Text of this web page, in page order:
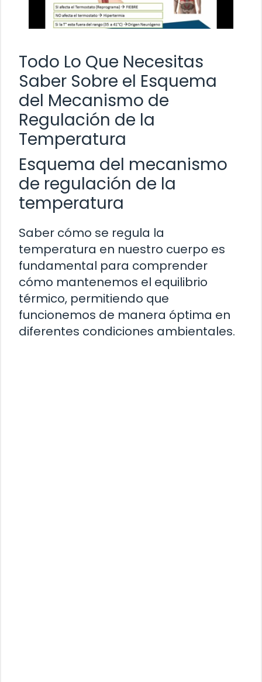
Todo Lo Que Necesitas
Saber Sobre el Esquema
del Mecanismo de
Regulación de la
Temperatura
Esquema del mecanismo
de regulación de la
temperatura
Saber cómo se regula la
temperatura en nuestro cuerpo es
fundamental para comprender
cómo mantenemos el equilibrio
térmico, permitiendo que
funcionemos de manera óptima en
diferentes condiciones ambientales.